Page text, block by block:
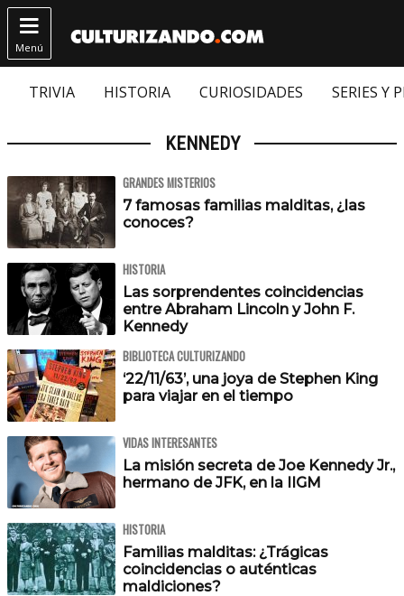

Menú
TRIVIA HISTORIA CURIOSIDADES SERIES Y
KENNEDY
GRANDES MISTERIOS
7 famosas familias malditas, ¿las
conoces?
HISTORIA
Las sorprendentes coincidencias
entre Abraham Lincoln y John F.
Kennedy
BIBLIOTECA CULTURIZANDO
‘22/11/63’, una joya de Stephen King
para viajar en el tiempo
VIDAS INTERESANTES
La misión secreta de Joe Kennedy Jr.,
hermano de JFK, en la IIGM
HISTORIA
Familias malditas: ¿Trágicas
coincidencias o auténticas
maldiciones?